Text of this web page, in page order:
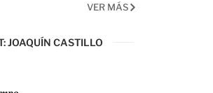
VER MÁS
JOAQUÍN CASTILLO